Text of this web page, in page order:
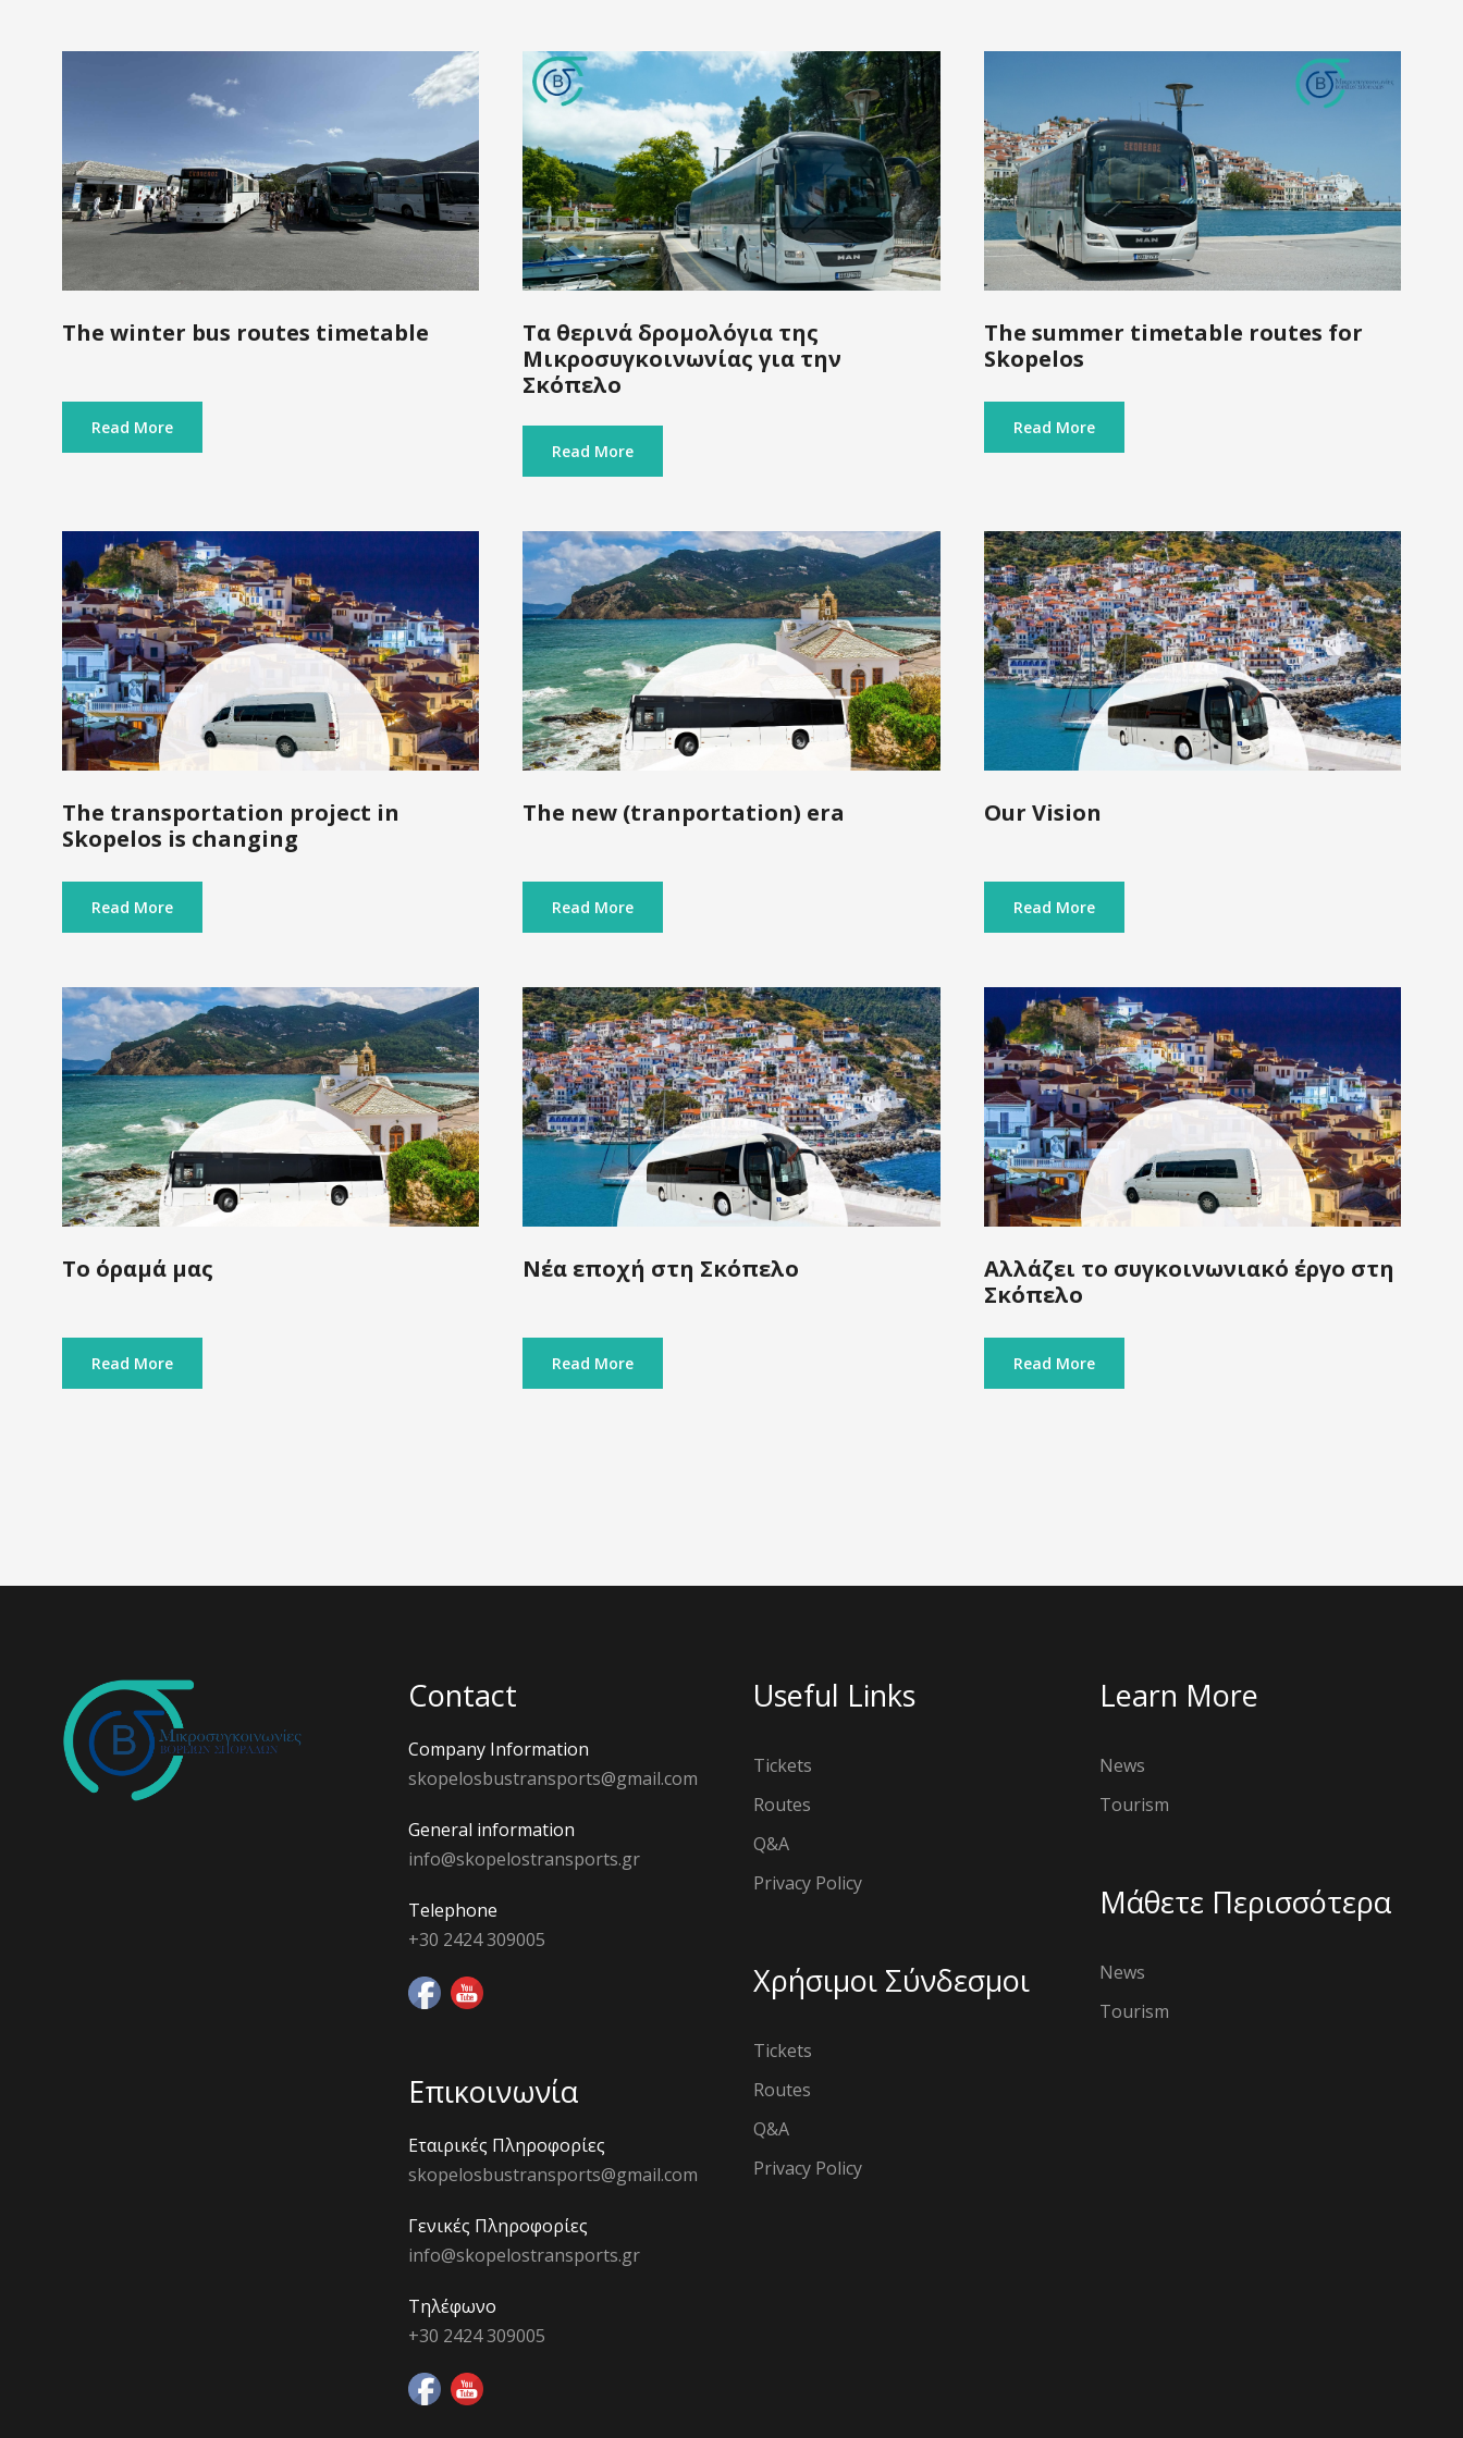
Τhe winter bus routes timetable
Read More
Tα θερινά δρομολόγια της
Μικροσυγκοινωνίας για την
Σκόπελο
Read More
The summer timetable routes for
Skopelos
Read More
The transportation project in
Skopelos is changing
Read More
The new (tranportation) era
Read More
Our Vision
Read More
Το όραμά μας
Read More
Νέα εποχή στη Σκόπελο
Read More
Aλλάζει το συγκοινωνιακό έργο στη
Σκόπελο
Read More
Contact
Company Information
skopelosbustransports@gmail.com
General information
info@skopelostransports.gr
Telephone
+30 2424 309005
Επικοινωνία
Εταιρικές Πληροφορίες
skopelosbustransports@gmail.com
Γενικές Πληροφορίες
info@skopelostransports.gr
Τηλέφωνο
+30 2424 309005
Useful Links
Tickets
Routes
Q&A
Privacy Policy
Χρήσιμοι Σύνδεσμοι
Tickets
Routes
Q&A
Privacy Policy
Learn More
News
Tourism
Μάθετε Περισσότερα
News
Tourism